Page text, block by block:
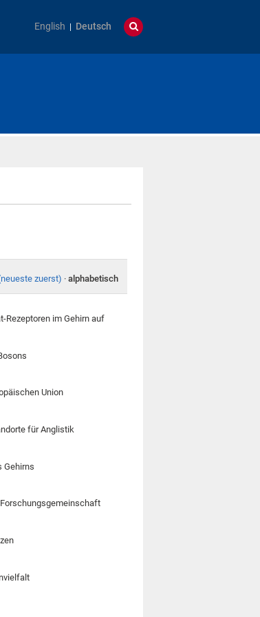
English Deutsch
zuerst) · alphabetisch
Rezeptoren im Gehirn auf
Union
für Anglistik
Gehirns